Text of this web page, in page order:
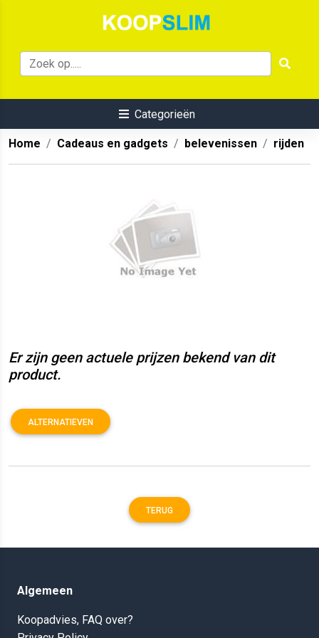
Categorieën
Home Cadeaus en gadgets belevenissen rijden
Er zijn geen actuele prijzen bekend van dit
product.
ALTERNATIEVEN
TERUG
Algemeen
Koopadvies, FAQ over?